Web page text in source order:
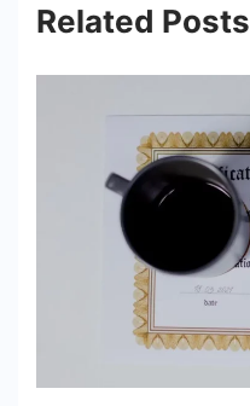
Related Posts